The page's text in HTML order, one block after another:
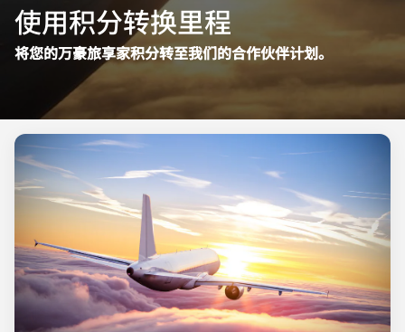
使用积分转换里程
将您的万豪旅享家积分转至我们的合作伙伴计划。